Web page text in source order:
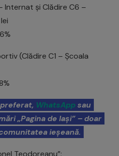
Internat și Clădire C6 –
(Clădire C1 – Școala
WhatsAppsau
„Pagina de Iași” – doar
ieșeană.
Teodoreanu”: